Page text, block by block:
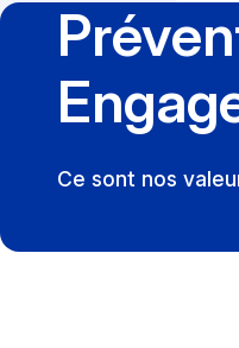
Ce sont nos